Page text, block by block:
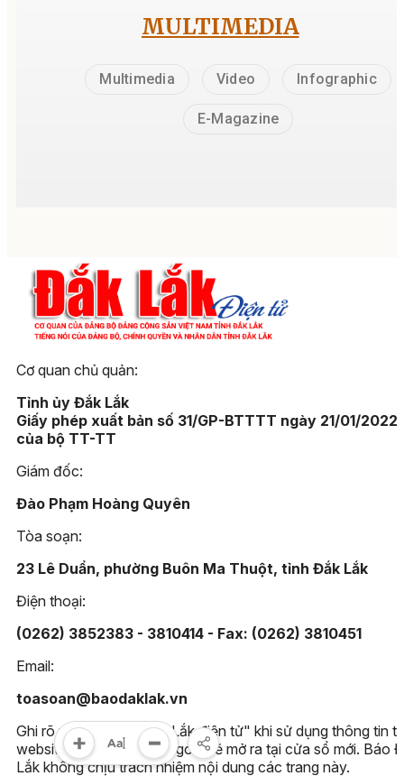
MULTIMEDIA
Multimedia Video Infographic
E-Magazine
Cơ quan chủ quản:
Tỉnh ủy Đắk Lắk
Giấy phép xuất bản số 31/GP-BTTTT ngày 21/01/2022
của bộ TT-TT
Giám đốc:
Đào Phạm Hoàng Quyên
Tòa soạn:
23 Lê Duẩn, phường Buôn Ma Thuột, tỉnh Đắk Lắk
Điện thoại:
(0262) 3852383 - 3810414 - Fax: (0262) 3810451
Email:
toasoan@baodaklak.vn
Ghi rõ nguồn "Báo Đắk Lắk điện tử" khi sử dụng thông tin
website này. Các trang ngoài sẽ mở ra tại cửa sổ mới. Báo
Lắk không chịu trách nhiệm nội dung các trang này.